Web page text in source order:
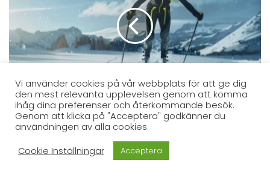
Långfärdsskridskor Test [2025]
Vi använder cookies på vår webbplats för att ge dig
den mest relevanta upplevelsen genom att komma
ihåg dina preferenser och återkommande besök.
Genom att klicka på "Acceptera" godkänner du
användningen av alla cookies.
Cookie Inställningar
Acceptera